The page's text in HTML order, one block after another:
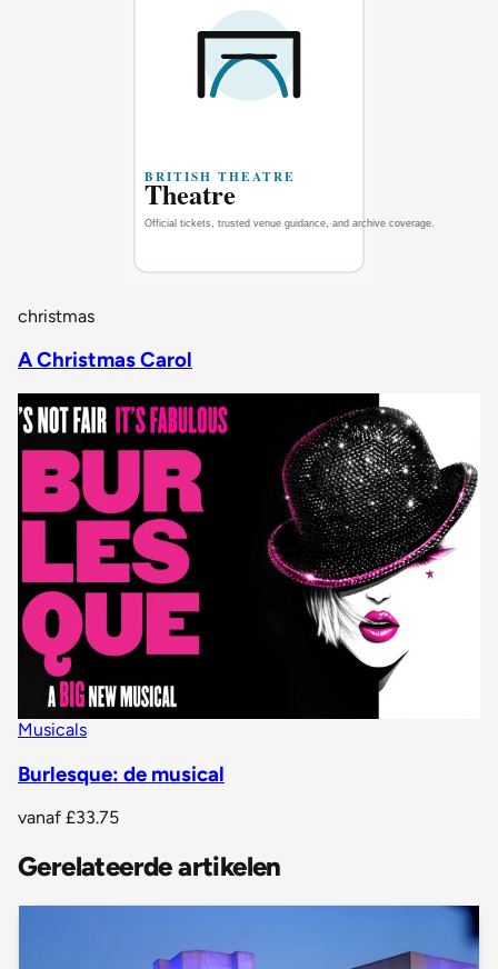
christmas
A Christmas Carol
Musicals
Burlesque: de musical
vanaf £33.75
Gerelateerde artikelen